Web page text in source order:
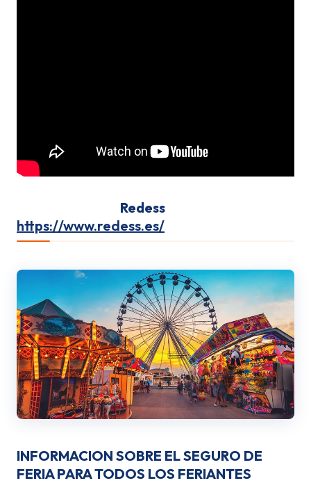
Redess
https://www.redess.es/
INFORMACION SOBRE EL SEGURO DE
FERIA PARA TODOS LOS FERIANTES